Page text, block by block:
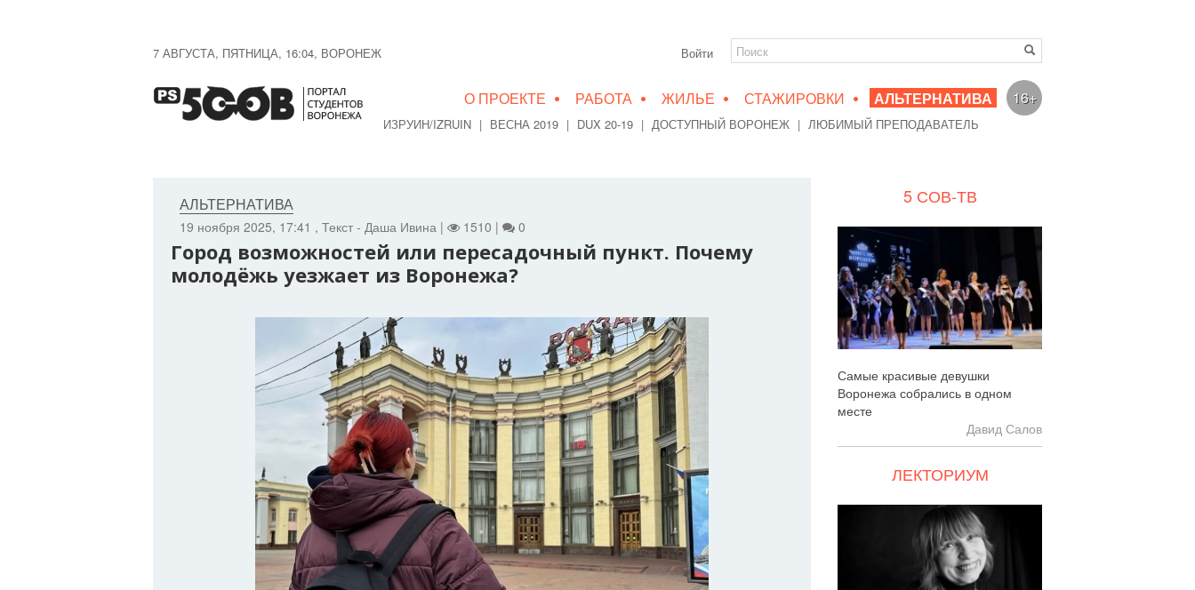
7 АВГУСТА, ПЯТНИЦА, 16:04, ВОРОНЕЖ Войти
О ПРОЕКТЕ • РАБОТА • ЖИЛЬЕ • СТАЖИРОВКИ • АЛЬТЕРНАТИВА
ИЗРУИН/IZRUIN | ВЕСНА 2019 | DUX 20-19 | ДОСТУПНЫЙ ВОРОНЕЖ | ЛЮБИМЫЙ ПРЕПОДАВАТЕЛЬ
16+
19 ноября 2025, 17:41 , Текст - Даша Ивина | 1510 | 0
АЛЬТЕРНАТИВА
Город возможностей или пересадочный пункт. Почему
молодёжь уезжает из Воронежа?
5 СОВ-ТВ
Самые красивые девушки
Воронежа собрались в одном
месте
Давид Салов
ЛЕКТОРИУМ